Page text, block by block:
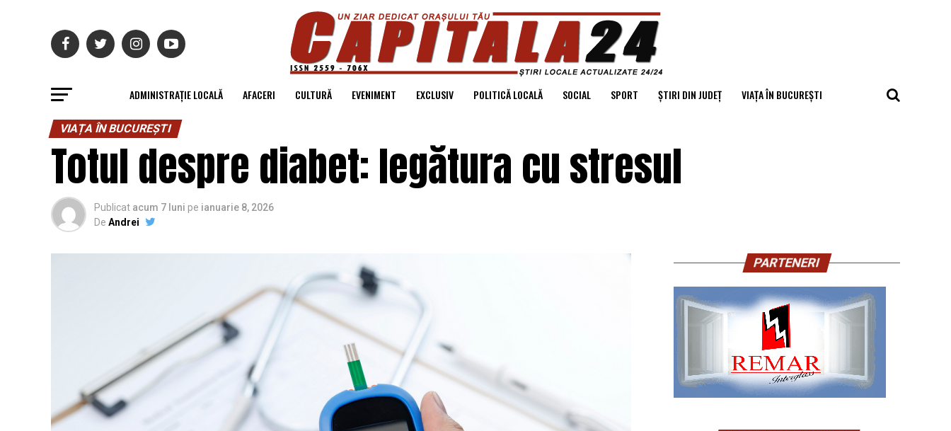
ADMINISTRAȚIE LOCALĂ AFACERI CULTURĂ EVENIMENT EXCLUSIV POLITICĂ LOCALĂ SOCIAL SPORT ȘTIRI DIN JUDEȚ VIAȚA ÎN BUCUREȘTI
VIAȚA ÎN BUCUREȘTI
Totul despre diabet: legătura cu stresul
Publicat acum 7 luni pe ianuarie 8, 2026
De Andrei
PARTENERI